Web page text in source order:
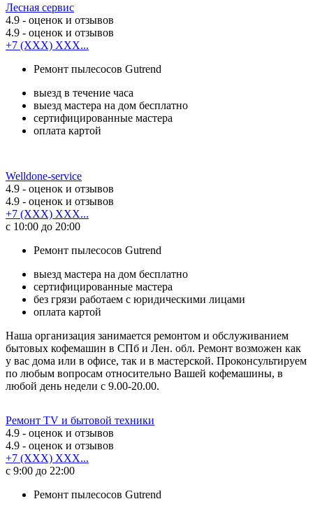
Лесная сервис
4.9 - оценок и отзывов
4.9 - оценок и отзывов
+7 (XXX) XXX...
Ремонт пылесосов Gutrend
выезд в течение часа
выезд мастера на дом бесплатно
сертифицированные мастера
оплата картой
Welldone-service
4.9 - оценок и отзывов
4.9 - оценок и отзывов
+7 (XXX) XXX...
с 10:00 до 20:00
Ремонт пылесосов Gutrend
выезд мастера на дом бесплатно
сертифицированные мастера
без грязи работаем с юридическими лицами
оплата картой
Наша организация занимается ремонтом и обслуживанием
бытовых кофемашин в СПб и Лен. обл. Ремонт возможен как
у вас дома или в офисе, так и в мастерской. Проконсультируем
по любым вопросам относительно Вашей кофемашины, в
любой день недели с 9.00-20.00.
Ремонт TV и бытовой техники
4.9 - оценок и отзывов
4.9 - оценок и отзывов
+7 (XXX) XXX...
с 9:00 до 22:00
Ремонт пылесосов Gutrend